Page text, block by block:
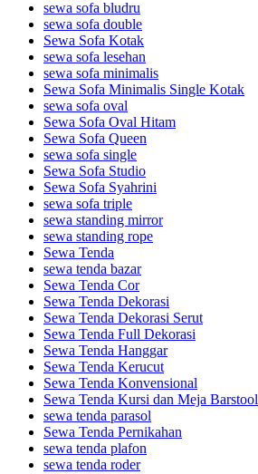
sewa sofa bludru
sewa sofa double
Sewa Sofa Kotak
sewa sofa lesehan
sewa sofa minimalis
Sewa Sofa Minimalis Single Kotak
sewa sofa oval
Sewa Sofa Oval Hitam
Sewa Sofa Queen
sewa sofa single
Sewa Sofa Studio
Sewa Sofa Syahrini
sewa sofa triple
sewa standing mirror
sewa standing rope
Sewa Tenda
sewa tenda bazar
Sewa Tenda Cor
Sewa Tenda Dekorasi
Sewa Tenda Dekorasi Serut
Sewa Tenda Full Dekorasi
Sewa Tenda Hanggar
Sewa Tenda Kerucut
Sewa Tenda Konvensional
Sewa Tenda Kursi dan Meja Barstool
sewa tenda parasol
Sewa Tenda Pernikahan
sewa tenda plafon
sewa tenda roder